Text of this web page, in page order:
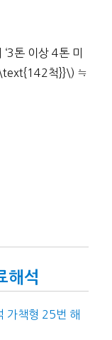
톤 이상 4톤 미
척}}\) ≒
해석
가책형 25번 해